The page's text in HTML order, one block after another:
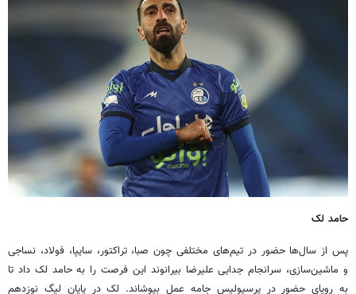
حامد لک
پس از سال‌ها حضور در تیم‌های مختلفی چون صبا، تراکتور، سایپا، فولاد، نساجی
و ماشین‌سازی، سرانجام جدایی علیرضا بیرانوند این فرصت را به حامد لک داد تا
به رویای حضور در پرسپولیس جامه عمل بپوشاند. لک در پایان لیگ نوزدهم